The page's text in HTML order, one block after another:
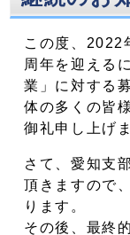
この度、2022
周年を迎える
業」に対する
体の多くの皆
御礼申し上げ
さて、愛知支
頂きますので
ります。
その後、最終